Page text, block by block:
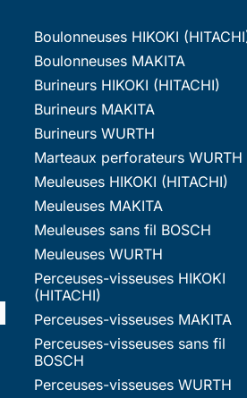
Boulonneuses HIKOKI
Boulonneuses MAKITA
Burineurs HIKOKI (HITACHI)
Burineurs MAKITA
Burineurs WURTH
Marteaux perforateurs WURTH
Meuleuses HIKOKI (HITACHI)
Meuleuses MAKITA
Meuleuses sans fil BOSCH
Meuleuses WURTH
Perceuses-visseuses HIKOKI
(HITACHI)
Perceuses-visseuses MAKITA
Perceuses-visseuses sans fil
BOSCH
Perceuses-visseuses WURTH